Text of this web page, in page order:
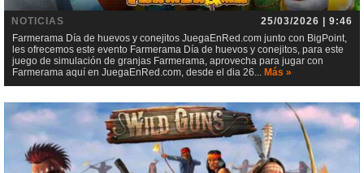
NOTICIAS
25/03/2026 | 9:46
Farmerama Día de huevos y conejitos JuegaEnRed.com junto con BigPoint,
les ofrecemos este evento Farmerama Día de huevos y conejitos, para este
juego de simulación de granjas Farmerama, aprovecha para jugar con
Farmerama aquí en JuegaEnRed.com, desde el dia 26... Más »